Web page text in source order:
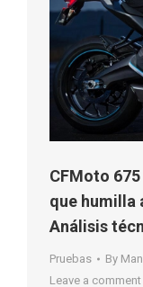
CFMoto
que humilla
Análisis
Pruebas By
Leave a comment